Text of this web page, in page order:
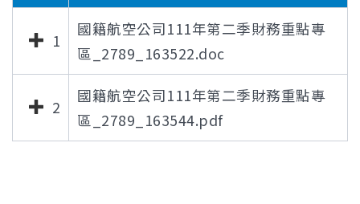
1
國籍航空公司111年第二季財務重點專
區_2789_163522.doc
2
國籍航空公司111年第二季財務重點專
區_2789_163544.pdf